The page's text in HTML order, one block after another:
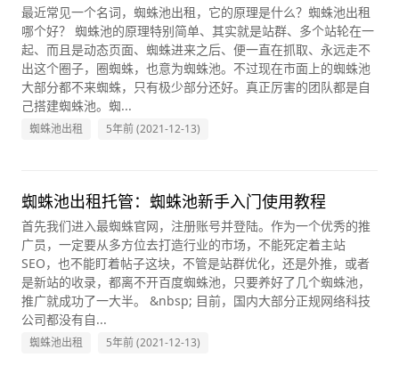
最近常见一个名词，蜘蛛池出租，它的原理是什么？蜘蛛池出租
哪个好？ 蜘蛛池的原理特别简单、其实就是站群、多个站轮在一
起、而且是动态页面、蜘蛛进来之后、便一直在抓取、永远走不
出这个圈子，圈蜘蛛，也意为蜘蛛池。不过现在市面上的蜘蛛池
大部分都不来蜘蛛，只有极少部分还好。真正厉害的团队都是自
己搭建蜘蛛池。蜘...
蜘蛛池出租 5年前 (2021-12-13)
蜘蛛池出租托管：蜘蛛池新手入门使用教程
首先我们进入最蜘蛛官网，注册账号并登陆。作为一个优秀的推
广员，一定要从多方位去打造行业的市场，不能死定着主站
SEO，也不能盯着帖子这块，不管是站群优化，还是外推，或者
是新站的收录，都离不开百度蜘蛛池，只要养好了几个蜘蛛池，
推广就成功了一大半。 &nbsp; 目前，国内大部分正规网络科技
公司都没有自...
蜘蛛池出租 5年前 (2021-12-13)